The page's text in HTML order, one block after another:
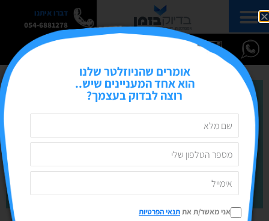
דברו איתנו
054-6881278
אומרים שהניוזלטר שלנו
הוא אחד המעניינים שיש..
רוצה לבדוק בעצמך?
אני מאשר/ת אתתנאי הפרטיות